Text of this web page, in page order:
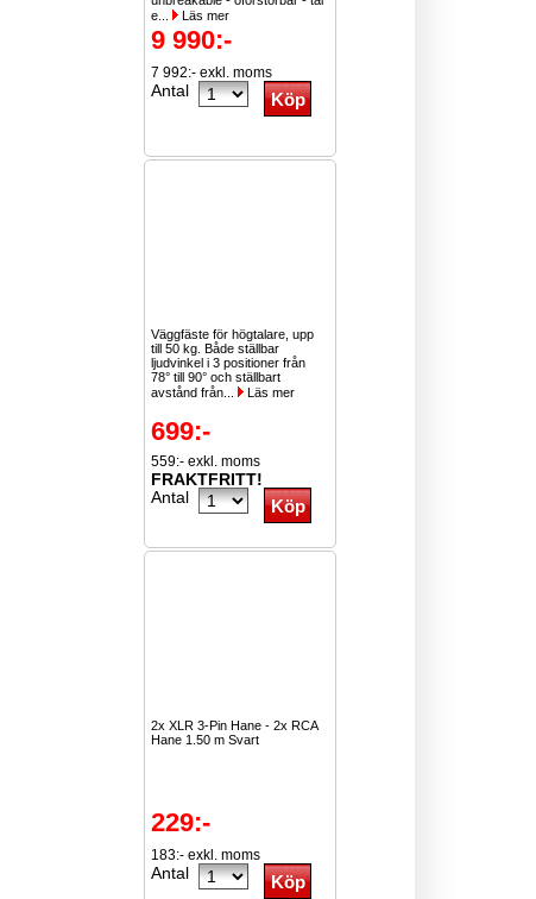
e...
Läs mer
9 990:-
7 992:- exkl. moms
Antal
Väggfäste för högtalare, upp
till 50 kg. Både ställbar
ljudvinkel i 3 positioner från
78° till 90° och ställbart
avstånd från...
Läs mer
699:-
559:- exkl. moms
FRAKTFRITT!
Antal
2x XLR 3-Pin Hane - 2x RCA
Hane 1.50 m Svart
229:-
183:- exkl. moms
Antal